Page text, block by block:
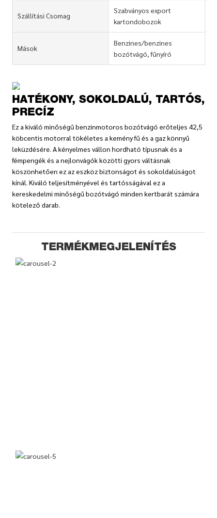
Szállítási Csomag
Szabványos export
kartondobozok
Mások
Benzines/benzines
bozótvágó, fűnyíró
HATÉKONY, SOKOLDALÚ, TARTÓS,
PRECÍZ
Ez a kiváló minőségű benzinmotoros bozótvágó erőteljes 42,5
köbcentis motorral tökéletes a kemény fű és a gaz könnyű
leküzdésére. A kényelmes vállon hordható típusnak és a
fémpengék és a nejlonvágók közötti gyors váltásnak
köszönhetően ez az eszköz biztonságot és sokoldalúságot
kínál. Kiváló teljesítményével és tartósságával ez a
kereskedelmi minőségű bozótvágó minden kertbarát számára
kötelező darab.
TERMÉKMEGJELENÍTÉS